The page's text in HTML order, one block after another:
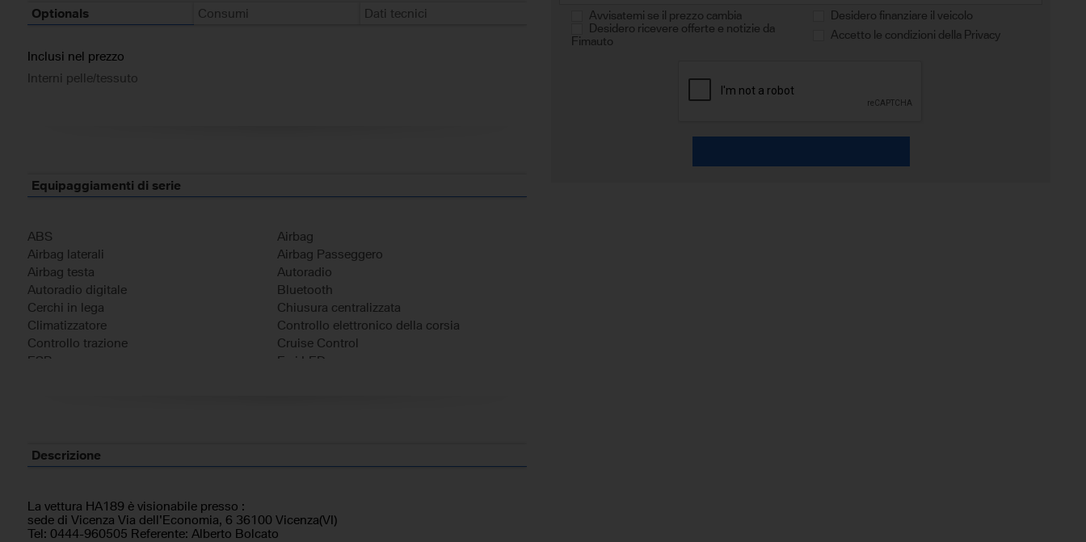
Optionals Consumi Dati tecnici
Inclusi nel prezzo
Interni pelle/tessuto
Equipaggiamenti di serie
ABS
Airbag
Airbag laterali
Airbag Passeggero
Airbag testa
Autoradio
Autoradio digitale
Bluetooth
Cerchi in lega
Chiusura centralizzata
Climatizzatore
Controllo elettronico della corsia
Controllo trazione
Cruise Control
ESP
Fari LED
Sistema di navigazione
Telecamera per parcheggio assistito
Volante in pelle
Descrizione
La vettura HA189 è visionabile presso :
sede di Vicenza Via dell'Economia, 6 36100 Vicenza(VI)
Tel: 0444-960505 Referente: Alberto Bolcato
Avvisatemi se il prezzo cambia
Desidero finanziare il veicolo
Desidero ricevere offerte e notizie da
Fimauto
Accetto le condizioni della Privacy